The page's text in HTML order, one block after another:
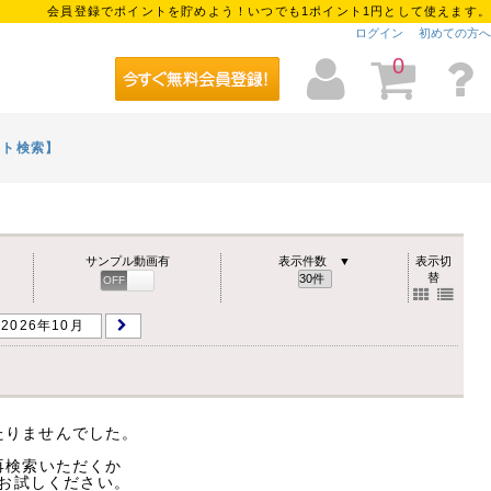
会員登録でポイントを貯めよう！いつでも1ポイント1円として使えます。
ログイン
初めての方へ
0
検索】
サンプル動画有
OFF
表示件数 ▼
表示切
替
2026年10月
ませんでした。
索いただくか
試しください。